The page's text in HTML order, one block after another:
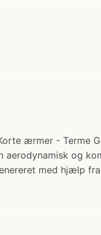
ærmer - Terme
og
med hjælp fra